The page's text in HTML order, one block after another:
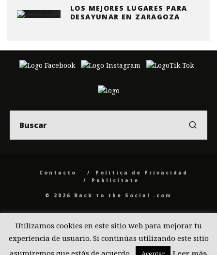
LOS MEJORES LUGARES PARA
DESAYUNAR EN ZARAGOZA
Contacto
Politica de Privacidad
Publicítate
© 2026 Back to the Social .com
Utilizamos cookies en este sitio web para mejorar tu
experiencia de usuario. Si continúas utilizando este sitio
asumiremos que estás de acuerdo.
Leer más